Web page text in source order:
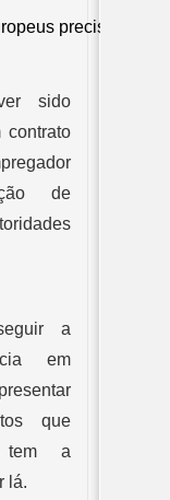
precisam de
sido
contrato
a
em
que
tem a
lá.